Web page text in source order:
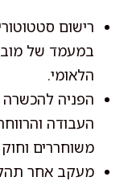
רישום
במעמד של
הלאומי.
הפניה
העבודה
משוחררים
מעקב אחר